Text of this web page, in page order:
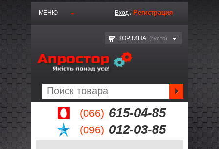
(066) 615-04-85
(096) 012-03-85
МЕНЮ Вход / Регистрация
КОРЗИНА: (пустo)